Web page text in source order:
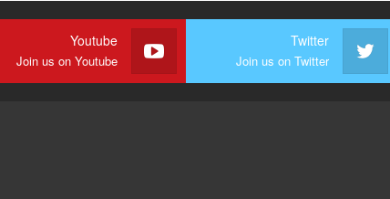
Twitter
Join us on Twitter
Youtube
Join us on Youtube